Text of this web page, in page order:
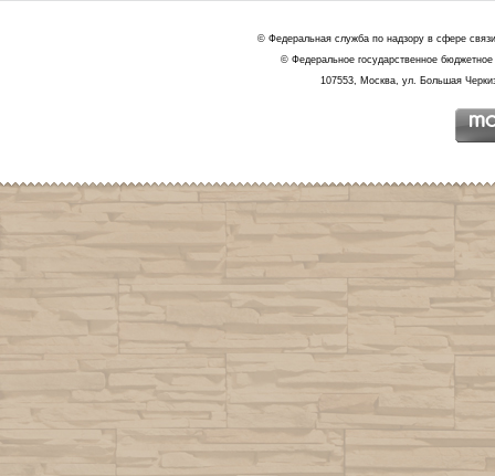
© Федеральная служба по надзору в сфере
© Федеральное государственное
107553, Москва, ул. Большая